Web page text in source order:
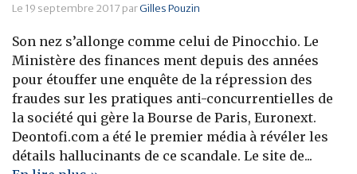
Le 19 septembre 2017 parGilles Pouzin
Son nez s’allonge comme celui de Pinocchio. Le
Ministère des finances ment depuis des années
pour étouffer une enquête de la répression des
fraudes sur les pratiques anti-concurrentielles de
la société qui gère la Bourse de Paris, Euronext.
Deontofi.com a été le premier média à révéler les
détails hallucinants de ce scandale. Le site de...